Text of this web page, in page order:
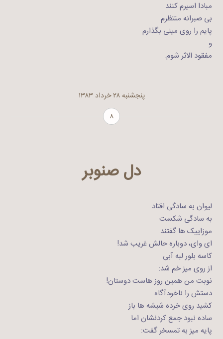
مبادا اسیرم کنند
بی صبرانه منتظرم
پایم را روی مینی بگذارم
و
مفقود الاثر شوم.
پنجشنبه ۲۸ خرداد ۱۳۸۳
۸
دل صنوبر
لیوان به سادگی افتاد
به سادگی شکست
موزاییک ها گفتند
ای وای، دوباره حالش غریب شد!
کاسه بلور لبه آبی
از روی میز خم شد:
نوبت من همین روز هاست دوستان!
دستش را ناخودآگاه
کشید روی خرده شیشه ها باز
ساده نبود جمع کردنشان اما
پایه میز به تمسخر گفت: